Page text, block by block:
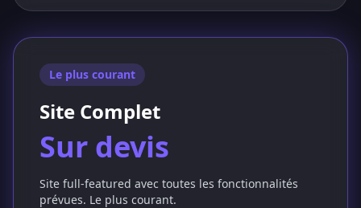
Le plus courant
Site Complet
Sur devis
Site full-featured avec toutes les fonctionnalités
prévues. Le plus courant.